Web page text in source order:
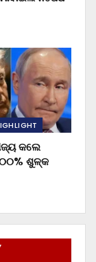
କଲେ
ଶୁଳ୍କ